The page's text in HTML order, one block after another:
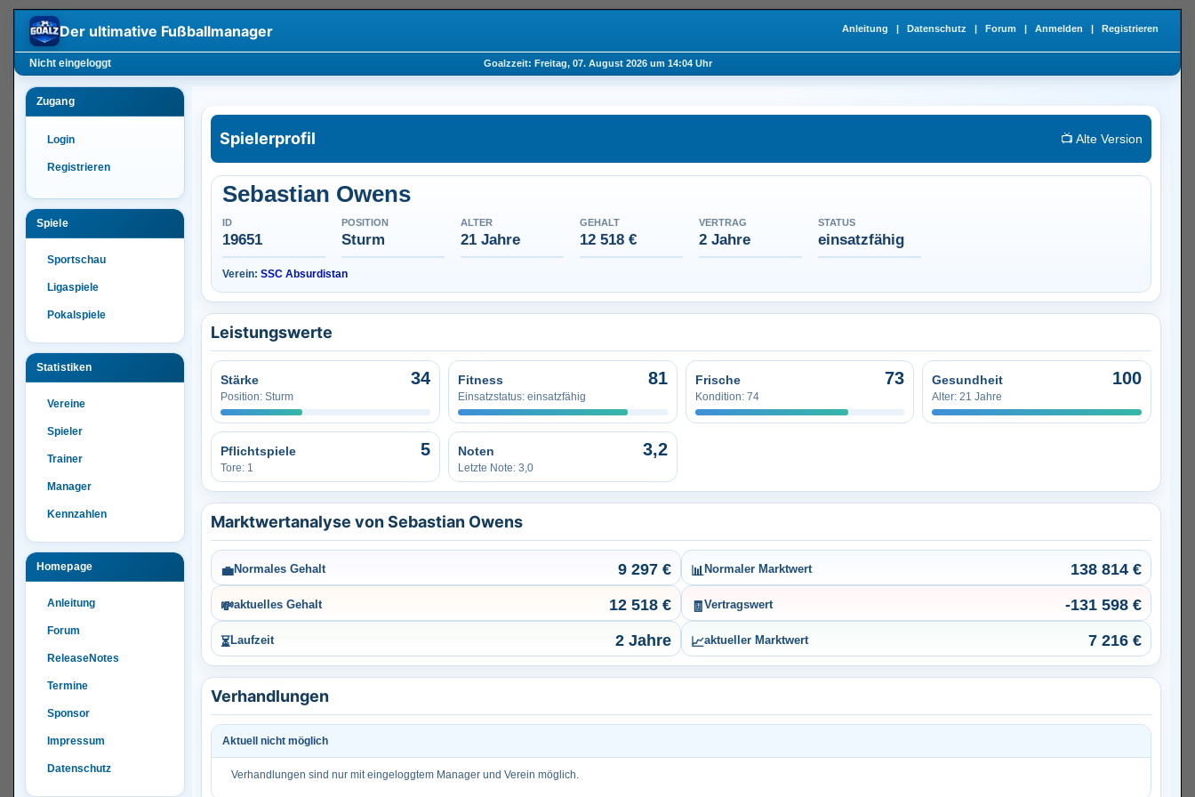
Der ultimative Fußballmanager
Nicht eingeloggt Goalzzeit: Freitag, 07. August 2026 um 14:04 Uhr
Anleitung | Datenschutz | Forum | Anmelden | Registrieren
Zugang
Login
Registrieren
Spiele
Sportschau
Ligaspiele
Pokalspiele
Statistiken
Vereine
Spieler
Trainer
Manager
Kennzahlen
Homepage
Anleitung
Forum
ReleaseNotes
Termine
Sponsor
Impressum
Datenschutz
Spielerprofil 📺 Alte Version
Sebastian Owens
ID
19651
POSITION
Sturm
ALTER
21 Jahre
GEHALT
12 518 €
VERTRAG
2 Jahre
STATUS
einsatzfähig
Verein: SSC Absurdistan
Leistungswerte
Stärke 34
Position: Sturm
Fitness 81
Einsatzstatus: einsatzfähig
Frische 73
Kondition: 74
Gesundheit 100
Alter: 21 Jahre
Pflichtspiele 5
Tore: 1
Noten 3,2
Letzte Note: 3,0
Marktwertanalyse von Sebastian Owens
💼Normales Gehalt 9 297 €
💸aktuelles Gehalt 12 518 €
⏳Laufzeit 2 Jahre
📊 Normaler Marktwert 138 814 €
🧾 Vertragswert -131 598 €
📈aktueller Marktwert 7 216 €
Verhandlungen
Aktuell nicht möglich
Verhandlungen sind nur mit eingeloggtem Manager und Verein möglich.